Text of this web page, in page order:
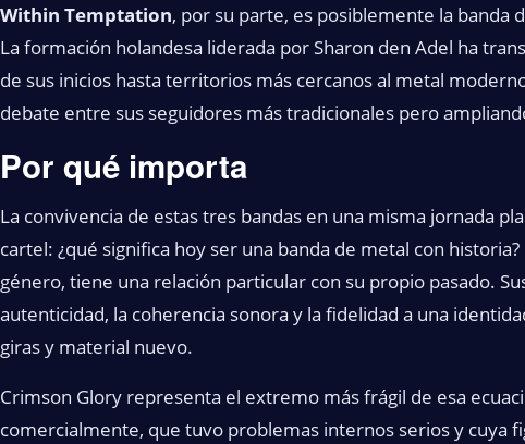
Within Temptation, por su parte, es posiblemente la banda
La formación holandesa liderada por Sharon den Adel ha
de sus inicios hasta territorios más cercanos al metal
debate entre sus seguidores más tradicionales pero
Por qué importa
La convivencia de estas tres bandas en una misma jornada
cartel: ¿qué significa hoy ser una banda de metal con
género, tiene una relación particular con su propio pasado.
autenticidad, la coherencia sonora y la fidelidad a una
giras y material nuevo.
Crimson Glory representa el extremo más frágil de esa
comercialmente, que tuvo problemas internos serios y cuya